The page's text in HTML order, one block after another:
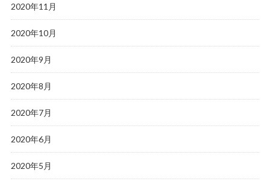
2020年11月
2020年10月
2020年9月
2020年8月
2020年7月
2020年6月
2020年5月